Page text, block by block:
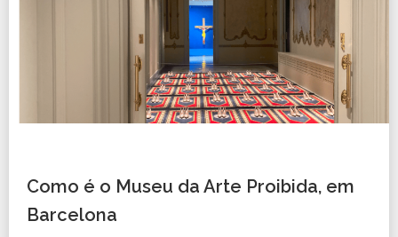
Como é o Museu da Arte Proibida, em
Barcelona